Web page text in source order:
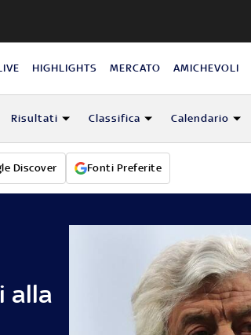
HIGHLIGHTS MERCATO AMICHEVOLI
Risultati Classifica Calendario
Discover Fonti Preferite
alla